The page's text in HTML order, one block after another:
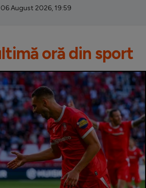
August 2026, 19:59
oră din sport